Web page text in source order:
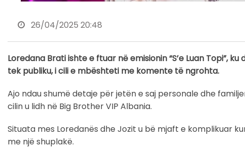
26/04/2025 20:48
Loredana Brati ishte e ftuar në emisionin “S’e Luan Topi”,
tek publiku, i cili e mbështeti me komente të ngrohta.
Ajo ndau shumë detaje për jetën e saj personale dhe
cilin u lidh në Big Brother VIP Albania.
Situata mes Loredanës dhe Jozit u bë mjaft e komplikuar
me një shuplakë.